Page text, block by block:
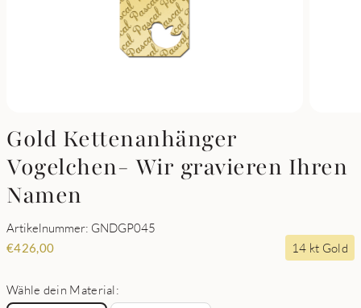
Gold Kettenanhänger
Vogelchen- Wir gravieren Ihren
Namen
Artikelnummer: GNDGP045
€426,00 14 kt Gold
Wähle dein Material: